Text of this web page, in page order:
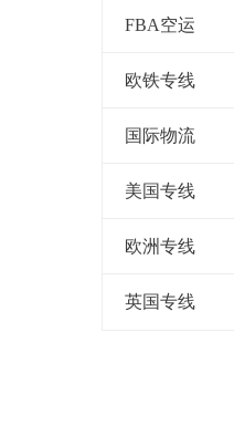
FBA空运
欧铁专线
国际物流
美国专线
欧洲专线
英国专线